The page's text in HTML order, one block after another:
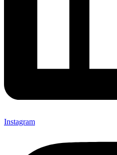
Instagram